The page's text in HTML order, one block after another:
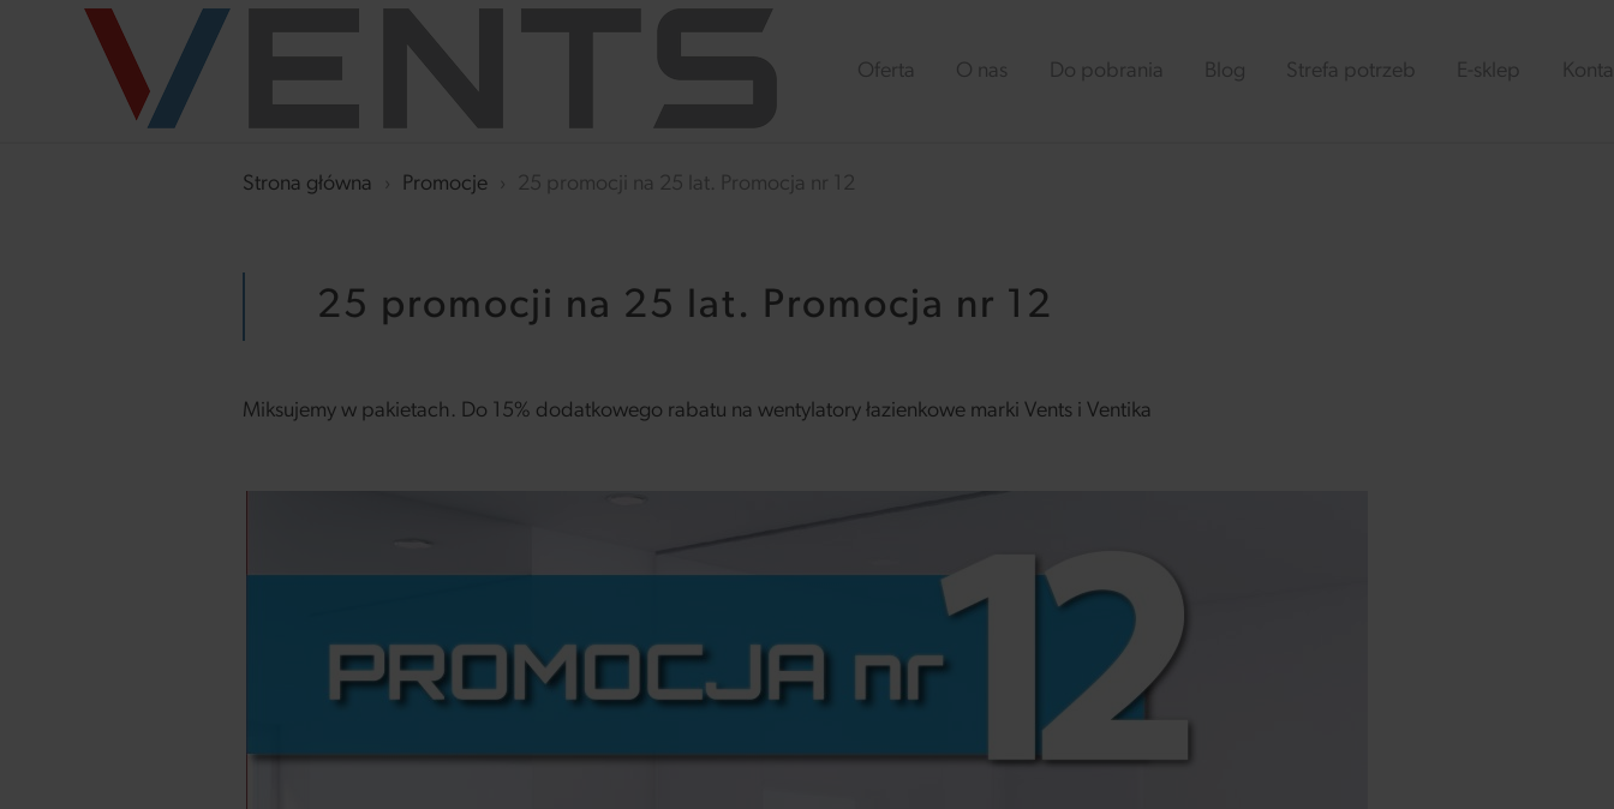
Oferta O nas Do pobrania Blog Strefa potrzeb E-sklep
Strona główna › Promocje › 25 promocji na 25 lat. Promocja nr 12
25 promocji na 25 lat. Promocja nr 12
Miksujemy w pakietach. Do 15% dodatkowego rabatu na wentylatory łazienkowe marki Vents i Ventika